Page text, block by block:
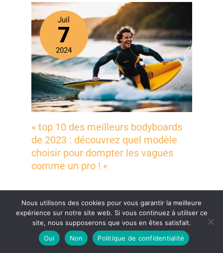
Juil
7
2024
« top 10 des meilleurs bodyboards
de 2023 : découvrez quel modèle
choisir pour dompter les vagues
comme un pro ! «
Juil
8
2024
Nous utilisons des cookies pour vous garantir la meilleure
expérience sur notre site web. Si vous continuez à utiliser ce
site, nous supposerons que vous en êtes satisfait.
Oui
Non Politique de confidentialité